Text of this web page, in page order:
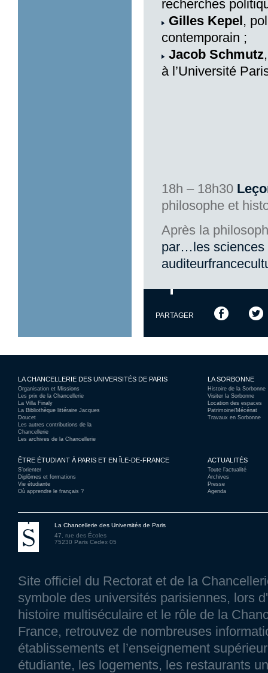
recherches
Gilles Kepel,
contemporain ;
Jacob Schmutz
à l’Université
18h – 18h30
philosophe et
Après la
par…les sciences
PARTAGER
LA CHANCELLERIE DES UNIVERSITÉS DE PARIS
Organisation et Missions
Les prix de la Chancellerie
La Villa Finaly
La Bibliothèque littéraire Jacques
Doucet
Les autres contributions de la
Chancellerie
Les archives de la Chancellerie
LA SORBONNE
Histoire de la Sorbonne
Visiter la Sorbonne
Location des espaces
Patrimoine/Mécénat
Travaux en Sorbonne
ÊTRE ÉTUDIANT À PARIS ET EN ÎLE-DE-FRANCE
S’orienter
Diplômes et formations
Vie étudiante
Où apprendre le français ?
ACTUALITÉS
Toute l’actualité
Archives
Presse
Agenda
La Chancellerie des Universités de Paris
47, rue des Écoles
75230 Paris Cedex 05
Site officiel du Rectorat et de la
symbole des universités parisiennes, lors
histoire multiséculaire et le rôle de la
France, retrouvez de nombreuses
établissements et l’enseignement
étudiante, les logements, les restaurants